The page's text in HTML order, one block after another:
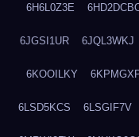
6H6L0Z3E
6JGSI1UR 6JQL3WKJ
6KOOILKY
6LSD5KCS 6LSGIF7V